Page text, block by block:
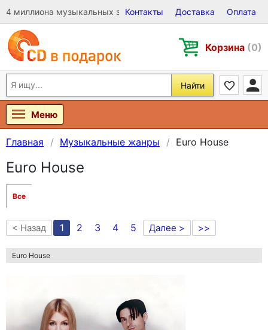
4 миллиона музыкальных записей на Виниле, CD и DVD
Контакты Доставка Оплата
Корзина (0)
Найти
Меню
Главная Музыкальные жанры Euro House
Euro House
Все
< Назад 1 2 3 4 5 Далее > >>
Euro House